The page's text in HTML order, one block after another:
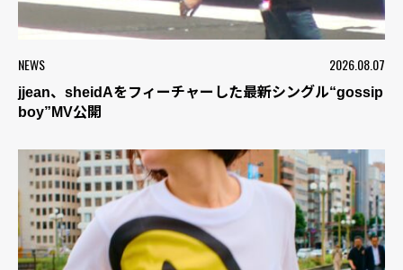
NEWS 2026.08.07
jjean、sheidAをフィーチャーした最新シングル“gossip
boy”MV公開